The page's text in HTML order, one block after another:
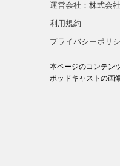
運営会社：株式会
利用規約
プライバシーポリ
本ページのコンテン
ポッドキャストの画